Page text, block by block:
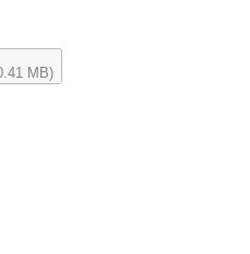
MB)